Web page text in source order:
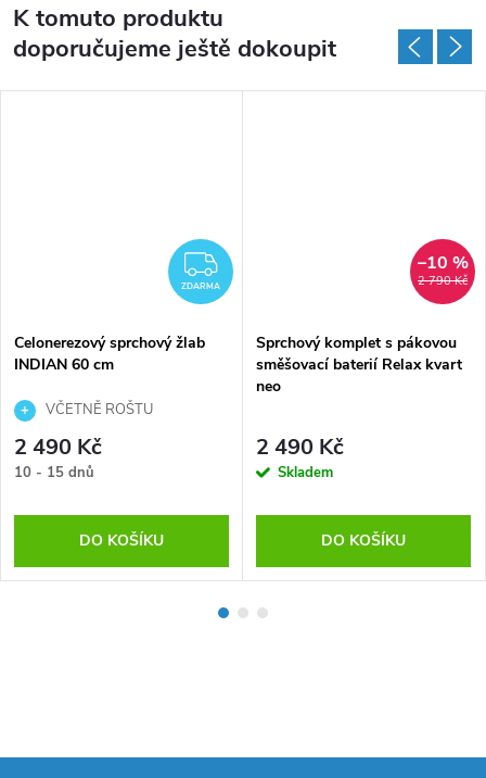
K tomuto produktu
doporučujeme ještě dokoupit
ZDARMA
ZDARMA
Celonerezový sprchový žlab
INDIAN 60 cm
VČETNĚ ROŠTU
2 490 Kč
10 - 15 dnů
DO KOŠÍKU
2 790 Kč
–10 %
Sprchový komplet s pákovou
směšovací baterií Relax kvart
neo
2 490 Kč
Skladem
DO KOŠÍKU